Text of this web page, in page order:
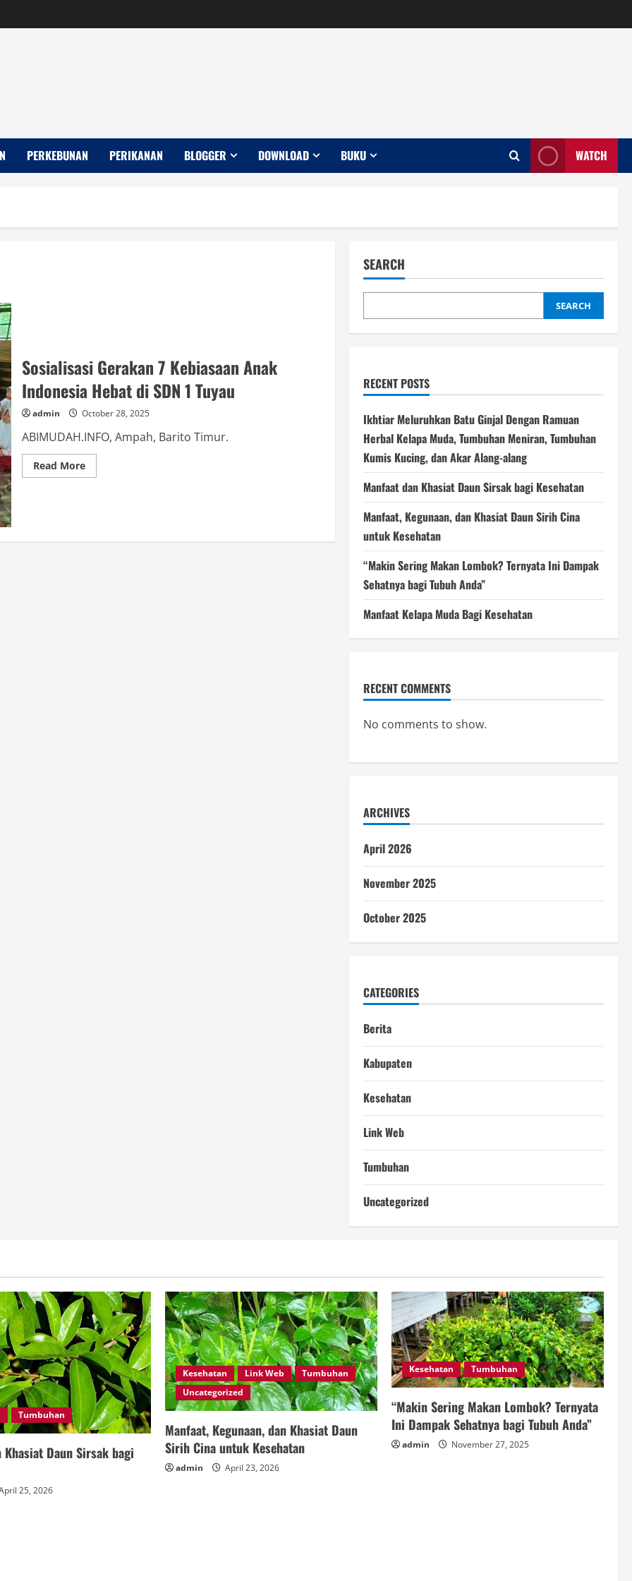
PERKEBUNAN PERIKANAN BLOGGER DOWNLOAD BUKU WATCH
Sosialisasi Gerakan 7 Kebiasaan Anak
Indonesia Hebat di SDN 1 Tuyau
admin October 28, 2025
ABIMUDAH.INFO, Ampah, Barito Timur.
Read MoreRead
more
Indonesia
SEARCH
SEARCH
RECENT POSTS
Ikhtiar Meluruhkan Batu Ginjal Dengan Ramuan
Herbal Kelapa Muda, Tumbuhan Meniran, Tumbuhan
Kumis Kucing, dan Akar Alang-alang
Manfaat dan Khasiat Daun Sirsak bagi Kesehatan
Manfaat, Kegunaan, dan Khasiat Daun Sirih Cina
untuk Kesehatan
“Makin Sering Makan Lombok? Ternyata Ini Dampak
Sehatnya bagi Tubuh Anda”
Manfaat Kelapa Muda Bagi Kesehatan
RECENT COMMENTS
No comments to show.
ARCHIVES
April 2026
November 2025
October 2025
CATEGORIES
Berita
Kabupaten
Kesehatan
Link Web
Tumbuhan
Uncategorized
Tumbuhan
Khasiat Daun Sirsak bagi
25, 2026
Kesehatan Link Web
Tumbuhan
Uncategorized
Manfaat, Kegunaan, dan Khasiat Daun
Sirih Cina untuk Kesehatan
admin April 23, 2026
Kesehatan Tumbuhan
“Makin Sering Makan Lombok? Ternyata
Ini Dampak Sehatnya bagi Tubuh Anda”
admin November 27, 2025